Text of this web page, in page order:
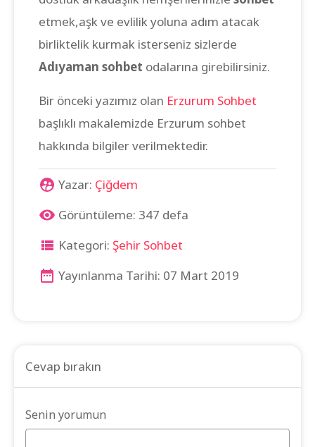
etmek,aşk ve evlilik yoluna adım atacak
birliktelik kurmak isterseniz sizlerde
Adıyaman sohbet odalarına girebilirsiniz.
Bir önceki yazımız olan Erzurum Sohbet
başlıklı makalemizde Erzurum sohbet
hakkında bilgiler verilmektedir.
Yazar: Çiğdem
Görüntüleme: 347 defa
Kategori: Şehir Sohbet
Yayınlanma Tarihi: 07 Mart 2019
Cevap bırakın
Senin yorumun